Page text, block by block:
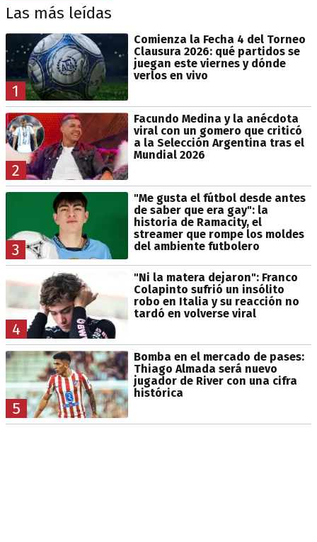
Las más leídas
1
Comienza la Fecha 4 del Torneo
Clausura 2026: qué partidos se
juegan este viernes y dónde
verlos en vivo
2
Facundo Medina y la anécdota
viral con un gomero que criticó
a la Selección Argentina tras el
Mundial 2026
3
"Me gusta el fútbol desde antes
de saber que era gay": la
historia de Ramacity, el
streamer que rompe los moldes
del ambiente futbolero
4
"Ni la matera dejaron": Franco
Colapinto sufrió un insólito
robo en Italia y su reacción no
tardó en volverse viral
5
Bomba en el mercado de pases:
Thiago Almada será nuevo
jugador de River con una cifra
histórica